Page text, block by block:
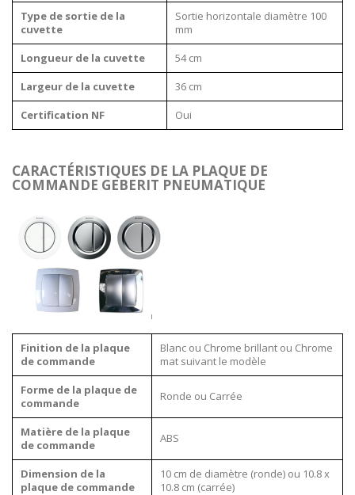
Type de sortie de la
cuvette
Sortie horizontale diamètre 100
mm
Longueur de la cuvette
54 cm
Largeur de la cuvette
36 cm
Certification NF
Oui
CARACTÉRISTIQUES DE LA PLAQUE DE
COMMANDE GEBERIT PNEUMATIQUE
Finition de la plaque
de commande
Blanc ou Chrome brillant ou Chrome
mat suivant le modèle
Forme de la plaque de
commande
Ronde ou Carrée
Matière de la plaque
de commande
ABS
Dimension de la
plaque de commande
10 cm de diamètre (ronde) ou 10.8 x
10.8 cm (carrée)